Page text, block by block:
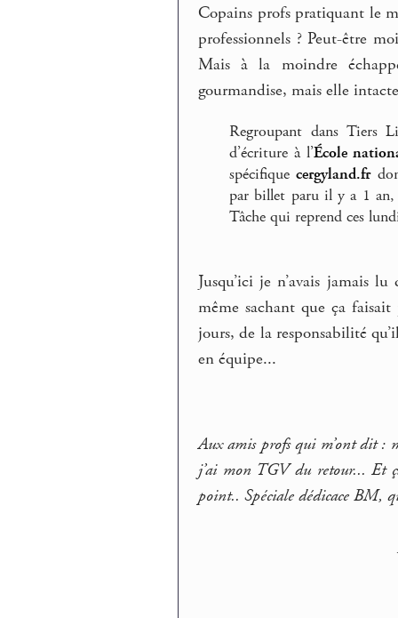
Copains profs pratiquant le
professionnels ? Peut-être
Mais à la moindre
gourmandise, mais elle
Regroupant dans Tiers
d’écriture à l’École
spécifiquecergyland.fr
par billet paru il y a 1 an,
Tâche qui reprend ces
Jusqu’ici je n’avais jamais
même sachant que ça
jours, de la responsabilité
en équipe...
Aux amis profs qui m’ont dit :
j’ai mon TGV du retour... Et
point.. Spéciale dédicace BM,